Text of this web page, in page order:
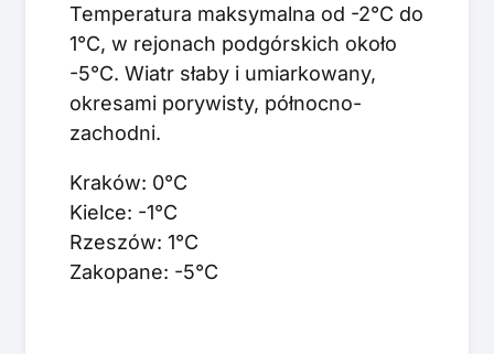
Temperatura maksymalna od -2°C do
1°C, w rejonach podgórskich około
-5°C. Wiatr słaby i umiarkowany,
okresami porywisty, północno-
zachodni.
Kraków: 0°C
Kielce: -1°C
Rzeszów: 1°C
Zakopane: -5°C